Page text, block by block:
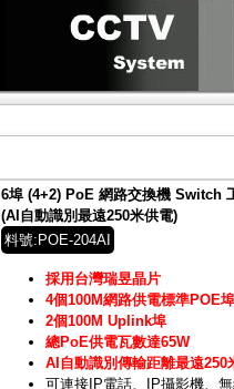
6埠 (4+2) PoE 網路交換機 Switch
(AI自動識別最遠250米供電)
料號:POE-204AI
採用台灣瑞昱晶片
4個100M網路供電標準POE埠
2個100M Uplink埠
總PoE供電瓦數達65W
AI自動識別傳輸距離最遠250
可連接IP電話、IP攝影機、